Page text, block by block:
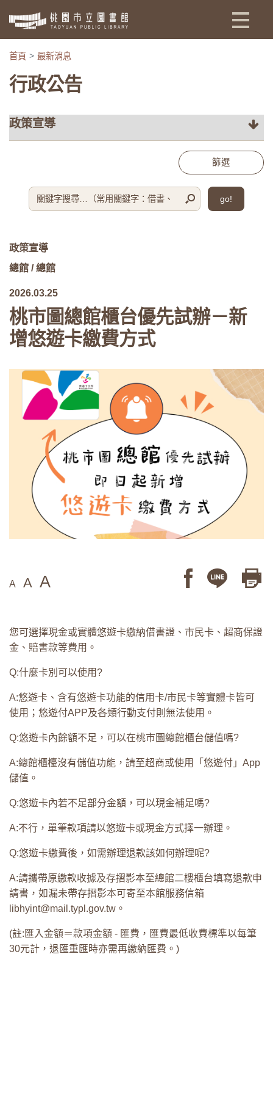
:::
首頁 最新消息
行政公告
篩選
go!
政策宣導
總館 / 總館
2026.03.25
桃市圖總館櫃台優先試辦－新
增悠遊卡繳費方式
A A A
您可選擇現金或實體悠遊卡繳納借書證、市民卡、超商保證
金、賠書款等費用。
Q:什麼卡別可以使用?
A:悠遊卡、含有悠遊卡功能的信用卡/市民卡等實體卡皆可
使用；悠遊付APP及各類行動支付則無法使用。
Q:悠遊卡內餘額不足，可以在桃市圖總館櫃台儲值嗎?
A:總館櫃檯沒有儲值功能，請至超商或使用「悠遊付」App
儲值。
Q:悠遊卡內若不足部分金額，可以現金補足嗎?
A:不行，單筆款項請以悠遊卡或現金方式擇一辦理。
Q:悠遊卡繳費後，如需辦理退款該如何辦理呢?
A:請攜帶原繳款收據及存摺影本至總館二樓櫃台填寫退款申
請書，如漏未帶存摺影本可寄至本館服務信箱
libhyint@mail.typl.gov.tw。
(註:匯入金額＝款項金額 - 匯費，匯費最低收費標準以每筆
30元計，退匯重匯時亦需再繳納匯費。)